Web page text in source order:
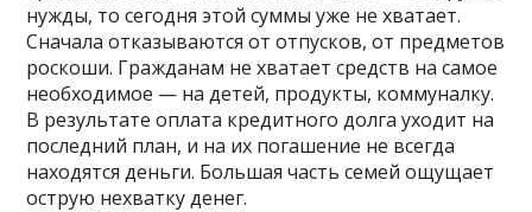
нужды, то сегодня этой суммы уже не хватает.
Сначала отказываются от отпусков, от предметов
роскоши. Гражданам не хватает средств на самое
необходимое — на детей, продукты, коммуналку.
В результате оплата кредитного долга уходит на
последний план, и на их погашение не всегда
находятся деньги. Большая часть семей ощущает
острую нехватку денег.